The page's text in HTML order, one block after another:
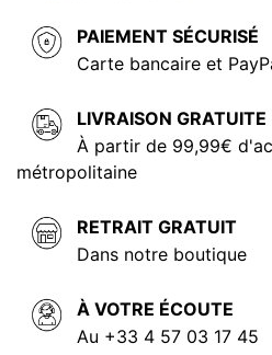
PAIEMENT SÉCURISÉ
Carte bancaire et
LIVRAISON GRATUITE
À partir de 99,99€
métropolitaine
RETRAIT GRATUIT
Dans notre boutique
À VOTRE ÉCOUTE
Au +33 4 57 03 17 45